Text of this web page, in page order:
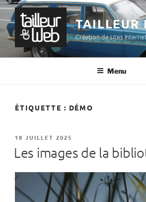
Aller
au
contenu
principal
TAILLEUR
Création de sites
Menu
ÉTIQUETTE : DÉMO
PUBLIÉ
18 JUILLET 2025
Les images de la